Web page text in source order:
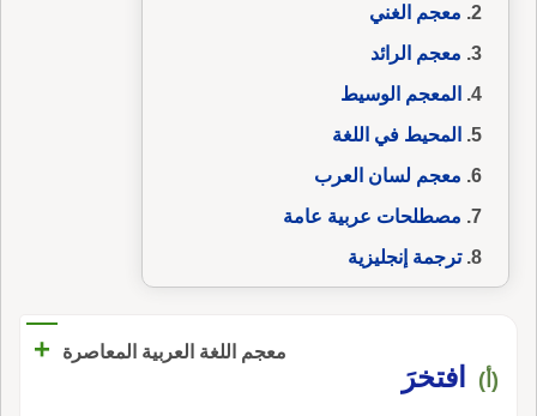
معجم الغني
معجم الرائد
المعجم الوسيط
المحيط في اللغة
معجم لسان العرب
مصطلحات عربية عامة
ترجمة إنجليزية
معجم اللغة العربية المعاصرة +
(أ) افتخرَ